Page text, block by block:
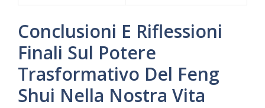
Conclusioni E Riflessioni
Finali Sul Potere
Trasformativo Del Feng
Shui Nella Nostra Vita